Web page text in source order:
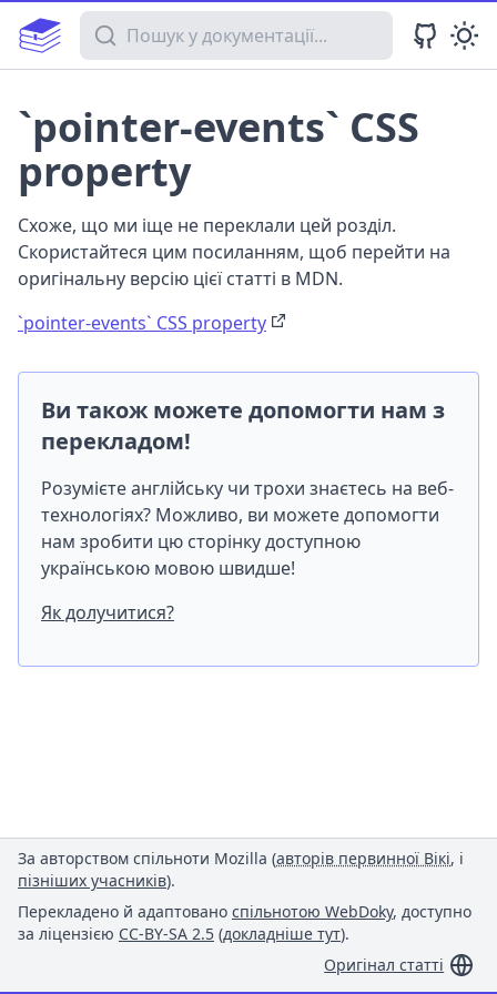
Пошук у документації
`pointer-events` CSS
property
Схоже, що ми іще не переклали цей розділ.
Скористайтеся цим посиланням, щоб перейти на
оригінальну версію цієї статті в MDN.
`pointer-events` CSS property
Ви також можете допомогти нам з
перекладом!
Розумієте англійську чи трохи знаєтесь на веб-
технологіях? Можливо, ви можете допомогти
нам зробити цю сторінку доступною
українською мовою швидше!
Як долучитися?
За авторством спільноти Mozilla (авторів первинної Вікі, і
пізніших учасників).
Перекладено й адаптовано спільнотою WebDoky, доступно
за ліцензією CC-BY-SA 2.5 (докладніше тут).
Оригінал статті